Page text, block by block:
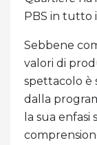
PBS in tutto
Sebbene
valori di
spettacolo è
dalla
la sua